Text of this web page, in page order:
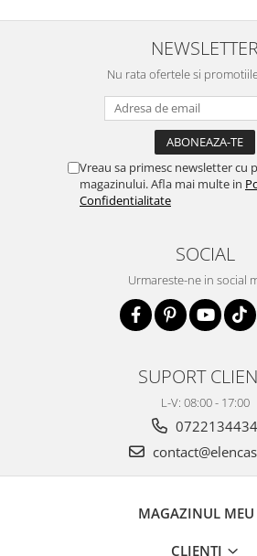
Nu rata ofertele si
Vreau sa primesc newsletter cu
magazinului. Afla mai multe in
Confidentialitate
SOCIAL
Urmareste-ne in social
SUPORT
L-V: 08:00 - 17:00
0722134434
MAGAZINUL MEU
CLIENTI